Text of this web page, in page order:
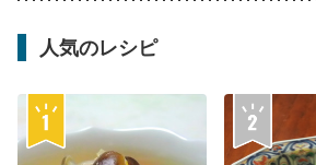
人気のレシピ